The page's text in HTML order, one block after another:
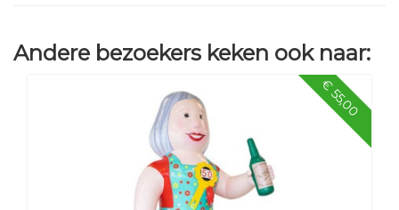
Sarah ballonnen (24 stuks)
Andere bezoekers keken ook naar:
€ 55,00